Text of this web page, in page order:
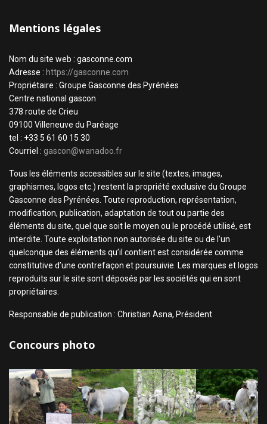
Mentions légales
Nom du site web : gasconne.com
Adresse : https://gasconne.com
Propriétaire : Groupe Gasconne des Pyrénées
Centre national gascon
378 route de Crieu
09100 Villeneuve du Paréage
tel : +33 5 61 60 15 30
Courriel : gascon@wanadoo.fr
Tous les éléments accessibles sur le site (textes, images,
graphismes, logos etc.) restent la propriété exclusive du Groupe
Gasconne des Pyrénées. Toute reproduction, représentation,
modification, publication, adaptation de tout ou partie des
éléments du site, quel que soit le moyen ou le procédé utilisé, est
interdite. Toute exploitation non autorisée du site ou de l’un
quelconque des éléments qu’il contient est considérée comme
constitutive d’une contrefaçon et poursuivie. Les marques et logos
reproduits sur le site sont déposés par les sociétés qui en sont
propriétaires.
Responsable de publication : Christian Asna, Président
Concours photo